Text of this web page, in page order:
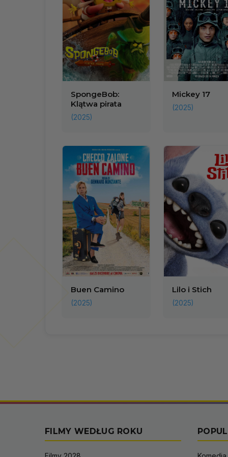
SpongeBob:
Klątwa pirata
(2025)
Mickey 17
(2025)
Buen Camino
(2025)
Lilo i Stich
(2025)
FILMY WEDŁUG ROKU